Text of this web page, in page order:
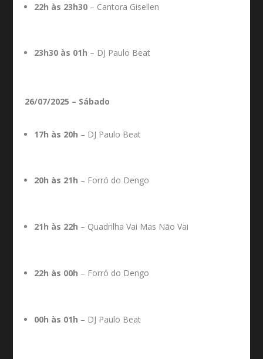
22h às 23h30 – Cantora Gisellen
23h30 às 01h – DJ Paulo Beat
26/07/2025 – Sábado
17h às 20h – DJ Paulo Beat
20h às 21h – Forró do Dengo
21h às 22h – Quadrilha Vai Mas Não Vai
22h às 00h – Forró do Dengo
00h às 01h – DJ Paulo Beat